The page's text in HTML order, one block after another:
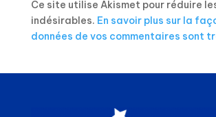
Ce site utilise Akismet pour réduire
indésirables. En savoir plus sur la
données de vos commentaires sont